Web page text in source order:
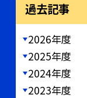
過去記事
2026年度
2025年度
2024年度
2023年度